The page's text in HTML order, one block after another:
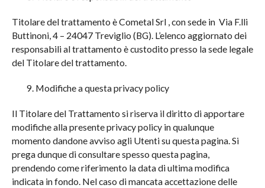
Titolare del trattamento è Cometal Srl , con sede in Via F.lli
Buttinoni, 4 – 24047 Treviglio (BG). L’elenco aggiornato dei
responsabili al trattamento è custodito presso la sede legale
del Titolare del trattamento.
Modifiche a questa privacy policy
Il Titolare del Trattamento si riserva il diritto di apportare
modifiche alla presente privacy policy in qualunque
momento dandone avviso agli Utenti su questa pagina. Si
prega dunque di consultare spesso questa pagina,
prendendo come riferimento la data di ultima modifica
indicata in fondo. Nel caso di mancata accettazione delle